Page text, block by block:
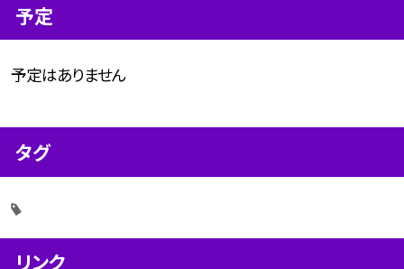
予定
予定はありません
タグ
リンク